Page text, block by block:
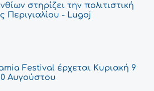
στηρίζει την πολιτιστική
Περιγιαλίου - Lugoj
Festival έρχεται Κυριακή 9
Αυγούστου